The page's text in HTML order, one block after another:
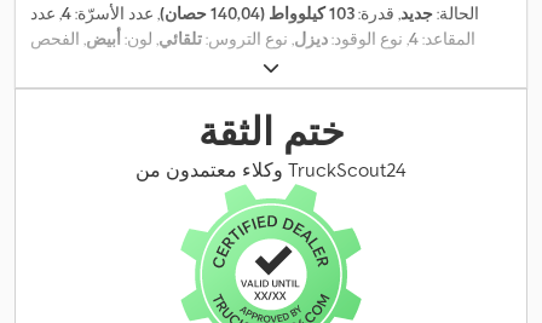
الحالة:جديد, قدرة:103 كيلوواط (140,04 حصان) , عدد الأسرّة:4, عدد
المقاعد:4, نوع الوقود:ديزل, نوع التروس:تلقائي, لون: أبيض, الفحص
, وزن فارغ:
كجم, قاعدة العجلات:4.040 مم , وقود:ديزل, معدات:برنامج الثبات
مثبت السرعة, مطبخ على متن المركبة, نظام الفرامل المانعة للانغلاق
(ABS), نظام الملاحة, نظام منع التشغيل, وسادة هوائية,
ختم الثقة
وكلاء معتمدون من TruckScout24